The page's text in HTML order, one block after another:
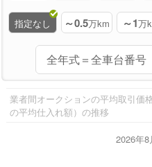
指定なし ～0.5万km ～1万
業者間オークションの平均取引価
の平均仕入れ額）の推移
2026年8